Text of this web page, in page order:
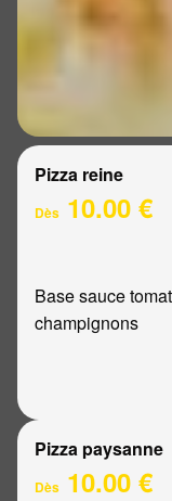
Pizza reine
Dès 10.00 €
Base sauce
champignons
Pizza paysanne
Dès 10.00 €